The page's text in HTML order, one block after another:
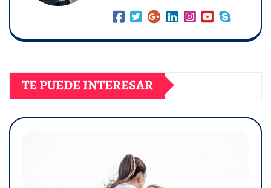
TE PUEDE INTERESAR